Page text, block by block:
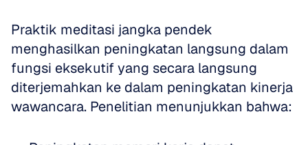
Praktik meditasi jangka pendek
menghasilkan peningkatan langsung dalam
fungsi eksekutif yang secara langsung
diterjemahkan ke dalam peningkatan kinerja
wawancara. Penelitian menunjukkan bahwa: